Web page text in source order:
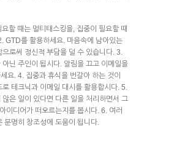
할 때는 멀티태스킹을, 집중이 필요할 때
GTD를 활용하세요. 마음속에 남아있는
로써 정신적 부담을 덜 수 있습니다. 3.
닌 주인이 됩시다. 알림을 끄고 이메일을
요. 4. 집중과 휴식을 번갈아 하는 것이
테크닉과 이메일 대시를 활용합시다. 5.
은 일이 있다면 다른 일을 처리하면서 그
이디어가 떠오르는지를 봅시다. 6. 여러
분명히 창조성에 도움이 됩니다.